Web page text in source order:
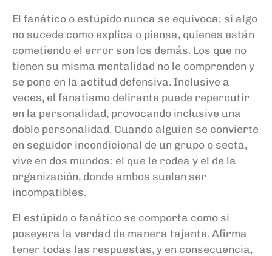
El fanático o estúpido nunca se equivoca; si algo
no sucede como explica o piensa, quienes están
cometiendo el error son los demás. Los que no
tienen su misma mentalidad no le comprenden y
se pone en la actitud defensiva. Inclusive a
veces, el fanatismo delirante puede repercutir
en la personalidad, provocando inclusive una
doble personalidad. Cuando alguien se convierte
en seguidor incondicional de un grupo o secta,
vive en dos mundos: el que le rodea y el de la
organización, donde ambos suelen ser
incompatibles.
El estúpido o fanático se comporta como si
poseyera la verdad de manera tajante. Afirma
tener todas las respuestas, y en consecuencia,